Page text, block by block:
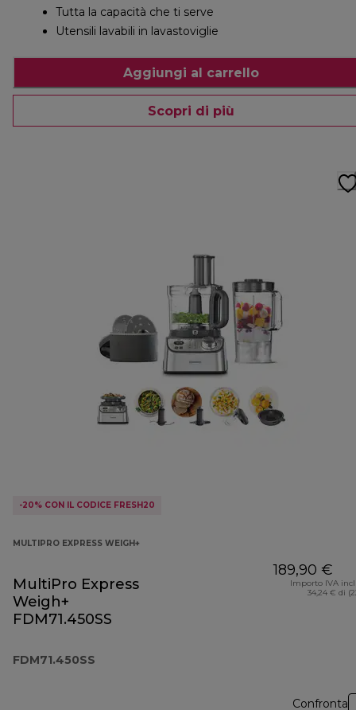
Tutta la capacità che ti serve
Utensili lavabili in lavastoviglie
Aggiungi al carrello
Scopri di più
-20% CON IL CODICE FRESH20
MULTIPRO EXPRESS WEIGH+
MultiPro Express
Weigh+
FDM71.450SS
FDM71.450SS
189,90 €
Importo IVA
34,24 € di
Confronta